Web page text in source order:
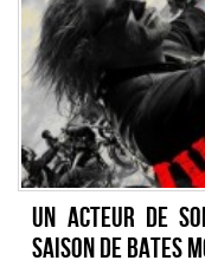
Un acteur de
saison de Bates